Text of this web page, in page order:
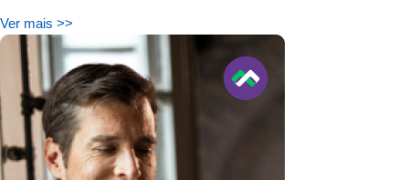
Ver mais >>